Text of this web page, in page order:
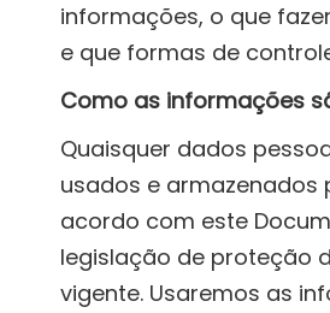
informações, o que
e que formas de
Como as informações
Quaisquer dados
usados e armazenados
acordo com este
legislação de proteção
vigente. Usaremos as